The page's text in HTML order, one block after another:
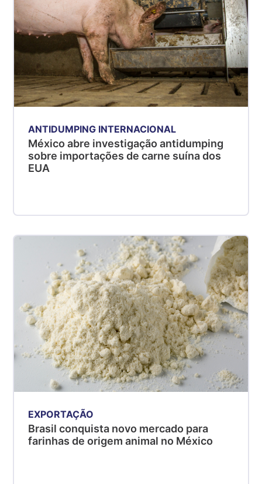
ANTIDUMPING INTERNACIONAL
México abre investigação antidumping
sobre importações de carne suína dos
EUA
EXPORTAÇÃO
Brasil conquista novo mercado para
farinhas de origem animal no México